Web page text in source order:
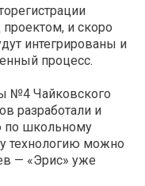
проектом, и скоро
интегрированы и
процесс.
№4 Чайковского
разработали и
по школьному
технологию можно
— «Эрис» уже